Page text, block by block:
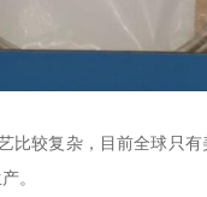
比较复杂，目前全球只
。